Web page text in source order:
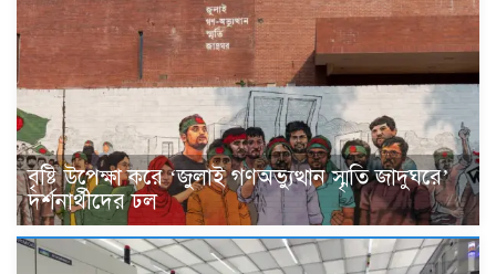
বৃষ্টি উপেক্ষা করে ‘জুলাই গণঅভ্যুত্থান স্মৃতি জাদুঘরে’
দর্শনার্থীদের ঢল